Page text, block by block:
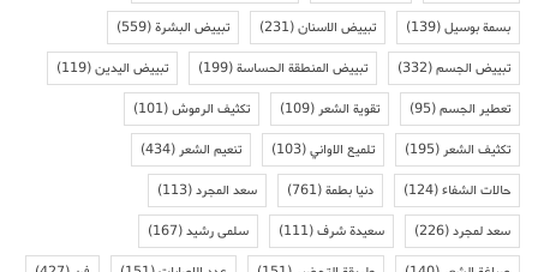
بسمة بوسيل(139) تبييض الاسنان(231) تبييض البشرة(559)
تبييض الجسم(332) تبييض المنطقة الحساسة(199) تبييض اليدين(119)
تعطير الجسم(95) تقوية الشعر(109) تكثيف الرموش(101)
تكثيف الشعر(195) تلميع الاواني(103) تنعيم الشعر(434)
حالات الشفاء(124) دنيا بطمة(761) سعد المجرد(113)
سعد لمجرد(226) سعيدة شرف(111) سلمى رشيد(167)